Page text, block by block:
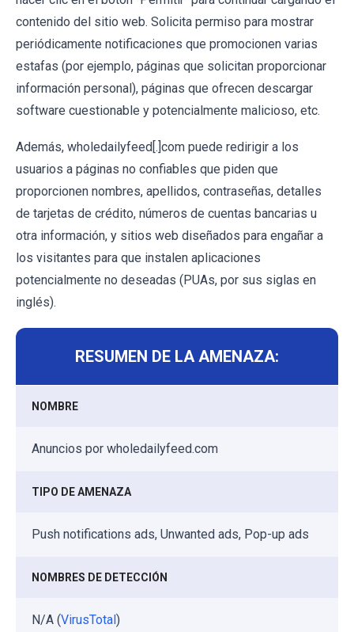
contenido del sitio web. Solicita permiso para mostrar
periódicamente notificaciones que promocionen varias
estafas (por ejemplo, páginas que solicitan proporcionar
información personal), páginas que ofrecen descargar
software cuestionable y potencialmente malicioso, etc.
Además, wholedailyfeed[.]com puede redirigir a los
usuarios a páginas no confiables que piden que
proporcionen nombres, apellidos, contraseñas, detalles
de tarjetas de crédito, números de cuentas bancarias u
otra información, y sitios web diseñados para engañar a
los visitantes para que instalen aplicaciones
potencialmente no deseadas (PUAs, por sus siglas en
inglés).
RESUMEN DE LA AMENAZA:
NOMBRE
Anuncios por wholedailyfeed.com
TIPO DE AMENAZA
Push notifications ads, Unwanted ads, Pop-up ads
NOMBRES DE DETECCIÓN
N/A (VirusTotal)